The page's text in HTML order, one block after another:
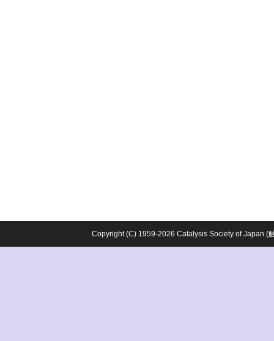
Copyright (C) 1959-2026 Catalysis Society of Japan (